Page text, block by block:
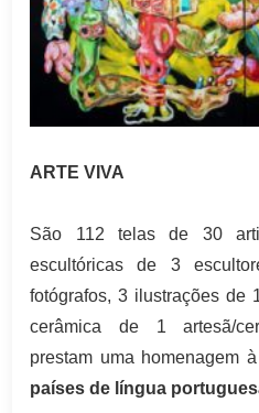
ARTE VIVA
São 112 telas de 30
escultóricas de 3
fotógrafos, 3 ilustrações de
cerâmica de 1 artesã/
prestam uma homenagem
países de língua